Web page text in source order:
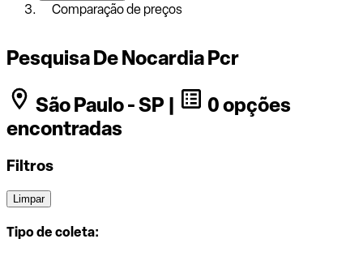
Comparação de preços
Pesquisa De Nocardia Pcr
São Paulo - SP |
0 opções
encontradas
Filtros
Limpar
Tipo de coleta: